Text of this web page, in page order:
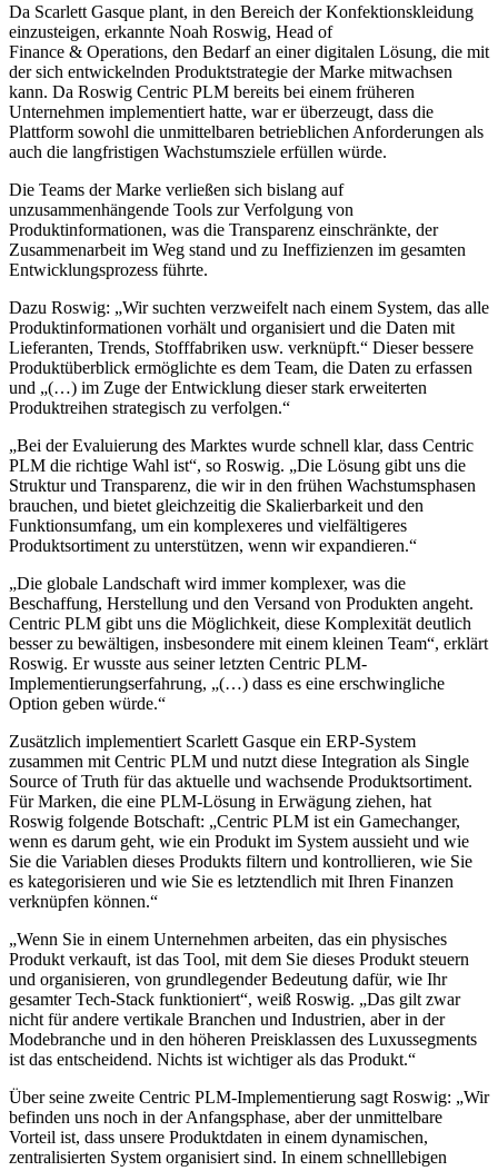
Da Scarlett Gasque plant, in den Bereich der Konfektionskleidung
einzusteigen, erkannte Noah Roswig, Head of
Finance & Operations, den Bedarf an einer digitalen Lösung, die mit
der sich entwickelnden Produktstrategie der Marke mitwachsen
kann. Da Roswig Centric PLM bereits bei einem früheren
Unternehmen implementiert hatte, war er überzeugt, dass die
Plattform sowohl die unmittelbaren betrieblichen Anforderungen als
auch die langfristigen Wachstumsziele erfüllen würde.
Die Teams der Marke verließen sich bislang auf
unzusammenhängende Tools zur Verfolgung von
Produktinformationen, was die Transparenz einschränkte, der
Zusammenarbeit im Weg stand und zu Ineffizienzen im gesamten
Entwicklungsprozess führte.
Dazu Roswig: „Wir suchten verzweifelt nach einem System, das alle
Produktinformationen vorhält und organisiert und die Daten mit
Lieferanten, Trends, Stofffabriken usw. verknüpft.“ Dieser bessere
Produktüberblick ermöglichte es dem Team, die Daten zu erfassen
und „(…) im Zuge der Entwicklung dieser stark erweiterten
Produktreihen strategisch zu verfolgen.“
„Bei der Evaluierung des Marktes wurde schnell klar, dass Centric
PLM die richtige Wahl ist“, so Roswig. „Die Lösung gibt uns die
Struktur und Transparenz, die wir in den frühen Wachstumsphasen
brauchen, und bietet gleichzeitig die Skalierbarkeit und den
Funktionsumfang, um ein komplexeres und vielfältigeres
Produktsortiment zu unterstützen, wenn wir expandieren.“
„Die globale Landschaft wird immer komplexer, was die
Beschaffung, Herstellung und den Versand von Produkten angeht.
Centric PLM gibt uns die Möglichkeit, diese Komplexität deutlich
besser zu bewältigen, insbesondere mit einem kleinen Team“, erklärt
Roswig. Er wusste aus seiner letzten Centric PLM-
Implementierungserfahrung, „(…) dass es eine erschwingliche
Option geben würde.“
Zusätzlich implementiert Scarlett Gasque ein ERP-System
zusammen mit Centric PLM und nutzt diese Integration als Single
Source of Truth für das aktuelle und wachsende Produktsortiment.
Für Marken, die eine PLM-Lösung in Erwägung ziehen, hat
Roswig folgende Botschaft: „Centric PLM ist ein Gamechanger,
wenn es darum geht, wie ein Produkt im System aussieht und wie
Sie die Variablen dieses Produkts filtern und kontrollieren, wie Sie
es kategorisieren und wie Sie es letztendlich mit Ihren Finanzen
verknüpfen können.“
„Wenn Sie in einem Unternehmen arbeiten, das ein physisches
Produkt verkauft, ist das Tool, mit dem Sie dieses Produkt steuern
und organisieren, von grundlegender Bedeutung dafür, wie Ihr
gesamter Tech-Stack funktioniert“, weiß Roswig. „Das gilt zwar
nicht für andere vertikale Branchen und Industrien, aber in der
Modebranche und in den höheren Preisklassen des Luxussegments
ist das entscheidend. Nichts ist wichtiger als das Produkt.“
Über seine zweite Centric PLM-Implementierung sagt Roswig: „Wir
befinden uns noch in der Anfangsphase, aber der unmittelbare
Vorteil ist, dass unsere Produktdaten in einem dynamischen,
zentralisierten System organisiert sind. In einem schnelllebigen